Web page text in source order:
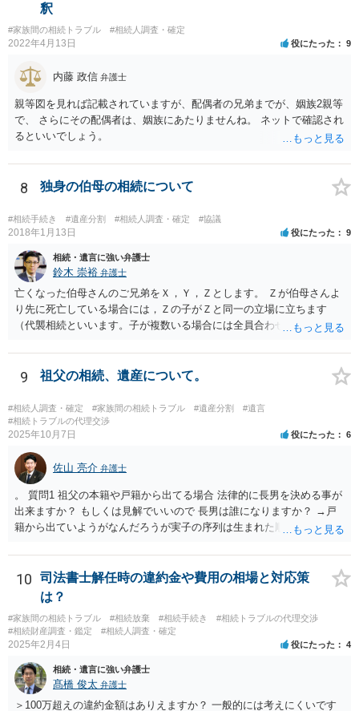
釈
#家族間の相続トラブル #相続人調査・確定
2022年4月13日 役にたった 9
内藤 政信 弁護士
親等図を見れば記載されていますが、配偶者の兄弟までが、姻族2親等
で、 さらにその配偶者は、姻族にあたりませんね。 ネットで確認され
るといいでしょう。
8 独身の伯母の相続について
#相続手続き #遺産分割 #相続人調査・確定 #協議
2018年1月13日 役にたった 9
相続・遺言に強い弁護士
鈴木 崇裕 弁護士
亡くなった伯母さんのご兄弟をＸ，Ｙ，Ｚとします。 Ｚが伯母さんよ
り先に死亡している場合には，Ｚの子がＺと同一の立場に立ちます
（代襲相続といいます。子が複数いる場合には全員合わせてＺと同一
つの相続分を有していますので， そのことを前提として，遺産分割協
議をすることになります（必ずしも３分の１ずつにしなくても，合意
ができれば構いません。）。 今後の対応としては， ①伯母さんの相続
財産（遺産）の全容を整理する（預貯金，有価証券，不動産等の有無
を調べることになります。） ②相続財産に照らし，相続税の申告の準
備をする（税理士の先生にご相談ください。） ③遺産分割協議をする
（ご本人同士で行っても構いませんし，弁護士に相談することもよろ
しいと思います。） ことになります。
9 祖父の相続、遺産について。
#相続人調査・確定 #家族間の相続トラブル #遺産分割
#遺言
#相続トラブルの代理交渉
2025年10月7日 役にたった 6
佐山 亮介 弁護士
。 質問1 祖父の本籍や戸籍から出てる場合 法律的に長男を決める事が
出来ますか？ もしくは見解でいいので 長男は誰になりますか？ →戸
籍から出ていようがなんだろうが実子の序列は生まれた順ですから、
書が腹違いの長男に向けてある場合 書かれてる内容が最優先にされる
のですか？ →遺書というのが、法律上の遺言の形式を守っている限り
はそのとおりです。 質問3 父が腹違いの長男に法律的に優位になれそ
うな事はありますか？ →遺言が有効な場合、優位に立つことはできま
せんが、お祖父様が認知症であるなどの「遺言が作れないはずの事
情」があるならば①遺言無効確認の訴えを起こすのは一つの手です。
問4 相続トラブルの代理交渉は可能でしょうか。 →一般論としては可
能ですが、お伺いする内容ですとお祖父様が亡くなられた後に動くこ
とになるでしょう。
10
司法書士解任時の違約金や費用の相場と対応策
は？
#家族間の相続トラブル #相続放棄 #相続手続き
#相続トラブルの代理交渉
#相続財産調査・鑑定
#相続人調査・確定
2025年2月4日 役にたった 4
相続・遺言に強い弁護士
髙橋 俊太 弁護士
＞100万超えの違約金額はありえますか？ 一般的には考えにくいです